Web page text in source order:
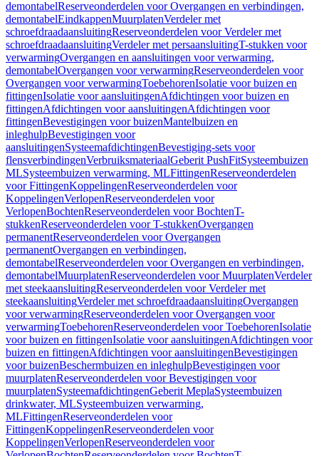
demontabelReserveonderdelen voor Overgangen en verbindingen,
demontabelEindkappenMuurplatenVerdeler met
schroefdraadaansluitingReserveonderdelen voor Verdeler met
schroefdraadaansluitingVerdeler met persaansluitingT-stukken voor
verwarmingOvergangen en aansluitingen voor verwarming,
demontabelOvergangen voor verwarmingReserveonderdelen voor
Overgangen voor verwarmingToebehorenIsolatie voor buizen en
fittingenIsolatie voor aansluitingenAfdichtingen voor buizen en
fittingenAfdichtingen voor aansluitingenAfdichtingen voor
fittingenBevestigingen voor buizenMantelbuizen en
inleghulpBevestigingen voor
aansluitingenSysteemafdichtingenBevestiging-sets voor
flensverbindingenVerbruiksmateriaalGeberit PushFitSysteembuizen
MLSysteembuizen verwarming, MLFittingenReserveonderdelen
voor FittingenKoppelingenReserveonderdelen voor
KoppelingenVerlopenReserveonderdelen voor
VerlopenBochtenReserveonderdelen voor BochtenT-
stukkenReserveonderdelen voor T-stukkenOvergangen
permanentReserveonderdelen voor Overgangen
permanentOvergangen en verbindingen,
demontabelReserveonderdelen voor Overgangen en verbindingen,
demontabelMuurplatenReserveonderdelen voor MuurplatenVerdeler
met steekaansluitingReserveonderdelen voor Verdeler met
steekaansluitingVerdeler met schroefdraadaansluitingOvergangen
voor verwarmingReserveonderdelen voor Overgangen voor
verwarmingToebehorenReserveonderdelen voor ToebehorenIsolatie
voor buizen en fittingenIsolatie voor aansluitingenAfdichtingen voor
buizen en fittingenAfdichtingen voor aansluitingenBevestigingen
voor buizenBeschermbuizen en inleghulpBevestigingen voor
muurplatenReserveonderdelen voor Bevestigingen voor
muurplatenSysteemafdichtingenGeberit MeplaSysteembuizen
drinkwater, MLSysteembuizen verwarming,
MLFittingenReserveonderdelen voor
FittingenKoppelingenReserveonderdelen voor
KoppelingenVerlopenReserveonderdelen voor